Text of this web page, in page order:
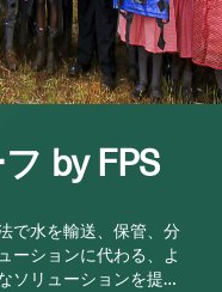
by FPS
で水を輸送、保管、分
ーションに代わる、よ
ソリューションを提供